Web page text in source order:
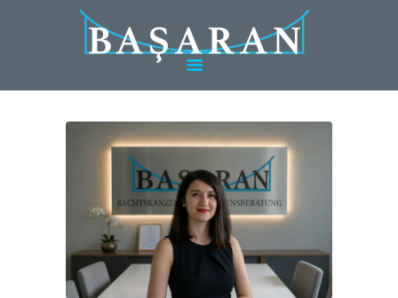
ABOUT BASARAN
SERVICES IN
SERVICES IN
GERMANY
EXPERTS
CONTACT